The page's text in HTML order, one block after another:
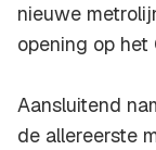
nieuwe
opening op het
Aansluitend
de allereerste